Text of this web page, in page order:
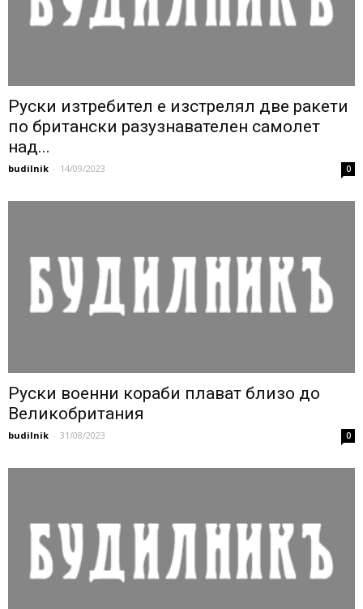
Руски изтребител е изстрелял две ракети
по британски разузнавателен самолет
над...
budilnik - 14/09/2023 0
Руски военни кораби плават близо до
Великобритания
budilnik - 31/08/2023 0